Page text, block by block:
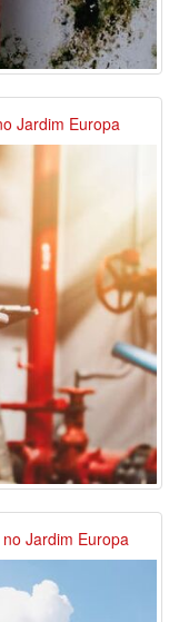
Jardim Europa
Jardim Europa